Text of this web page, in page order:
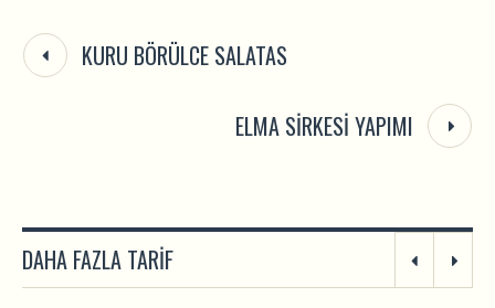
KURU BÖRÜLCE SALATAS
ELMA SIRKESI YAPIMI
DAHA FAZLA TARIF